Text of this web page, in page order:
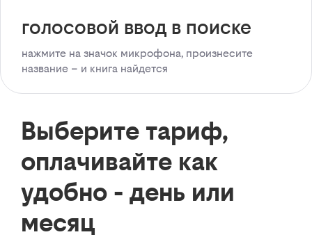
голосовой ввод в поиске
нажмите на значок микрофона, произнесите
название – и книга найдется
Выберите тариф,
оплачивайте как
удобно - день или
месяц